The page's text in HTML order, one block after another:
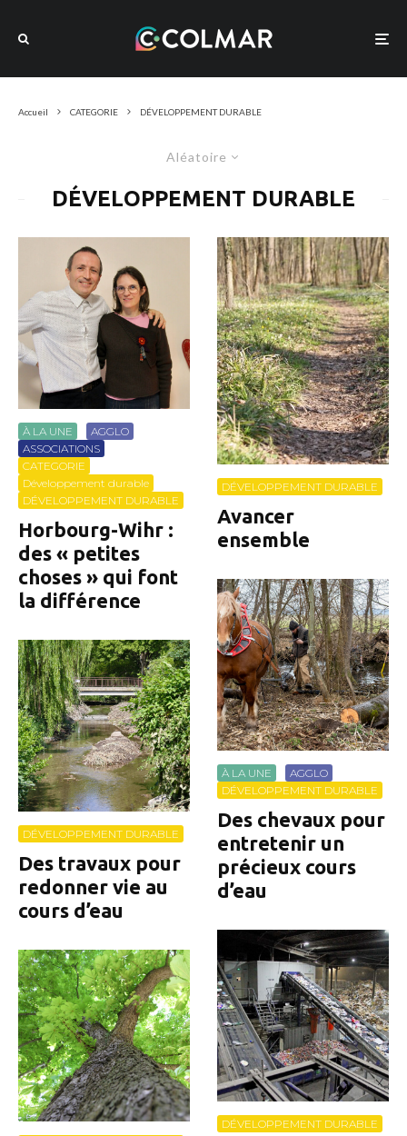
Accueil CATEGORIE DÉVELOPPEMENT DURABLE
Aléatoire
DÉVELOPPEMENT DURABLE
À LA UNE
AGGLO
ASSOCIATIONS
CATEGORIE
Développement durable
DÉVELOPPEMENT DURABLE
Horbourg-Wihr :
des « petites
choses » qui font
la différence
DÉVELOPPEMENT DURABLE
Des travaux pour
redonner vie au
cours d’eau
DÉVELOPPEMENT DURABLE
Avancer
ensemble
À LA UNE
AGGLO
DÉVELOPPEMENT DURABLE
Des chevaux pour
entretenir un
précieux cours
d’eau
DÉVELOPPEMENT DURABLE